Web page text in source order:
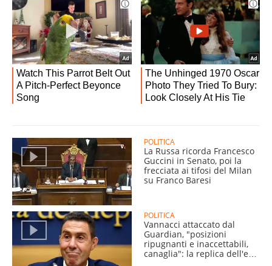
POLITICA
La Russa ricorda Francesco
Guccini in Senato, poi la
frecciata ai tifosi del Milan
su Franco Baresi
POLITICA
Vannacci attaccato dal
Guardian, "posizioni
ripugnanti e inaccettabili,
canaglia": la replica dell'ex